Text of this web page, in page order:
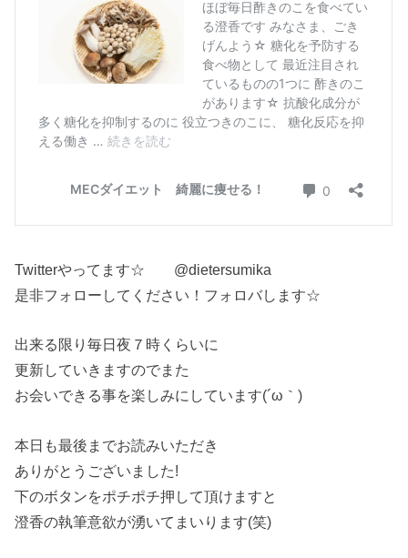
Twitterやってます☆ @dietersumika
是非フォローしてください！フォロバします☆
出来る限り毎日夜７時くらいに
更新していきますのでまた
お会いできる事を楽しみにしています(´ω｀)
本日も最後までお読みいただき
ありがとうございました!
下のボタンをポチポチ押して頂けますと
澄香の執筆意欲が湧いてまいります(笑)